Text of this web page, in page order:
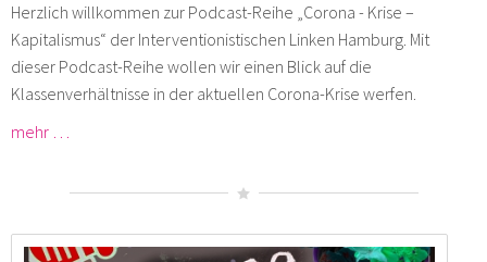
Herzlich willkommen zur Podcast-Reihe „Corona - Krise –
Kapitalismus“ der Interventionistischen Linken Hamburg. Mit
dieser Podcast-Reihe wollen wir einen Blick auf die
Klassenverhältnisse in der aktuellen Corona-Krise werfen.
mehr …